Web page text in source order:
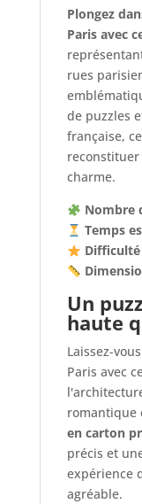
Plongez
Paris avec
rues
de puzzles
française,
charme.
Nombre
Temps
Difficulté
Un
haute
Laissez-
Paris avec
romantique
en carton
précis et
expérience
agréable.